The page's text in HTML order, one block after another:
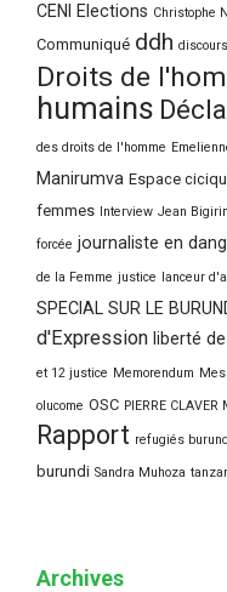
CENI Elections Christophe
Communiqué ddh
Droits de
humains
des droits de l'homme
Manirumva Espace
femmes Interview Jean
forcée journaliste en
de la Femme justice lanceur
SPECIAL SUR LE
d'Expression liberté
et 12 justice Memorendum
olucome OSC PIERRE CLAVER
Rapport refugiés
burundi Sandra Muhoza
Archives